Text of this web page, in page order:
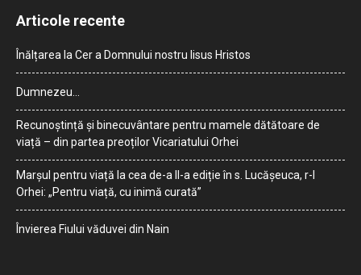
Articole recente
Înălțarea la Cer a Domnului nostru Iisus Hristos
Dumnezeu…
Recunoștință și binecuvântare pentru mamele dătătoare de
viață – din partea preoților Vicariatului Orhei
Marșul pentru viață la cea de-a II-a ediție în s. Lucășeuca, r-l
Orhei: „Pentru viață, cu inimă curată”
Învierea Fiului văduvei din Nain